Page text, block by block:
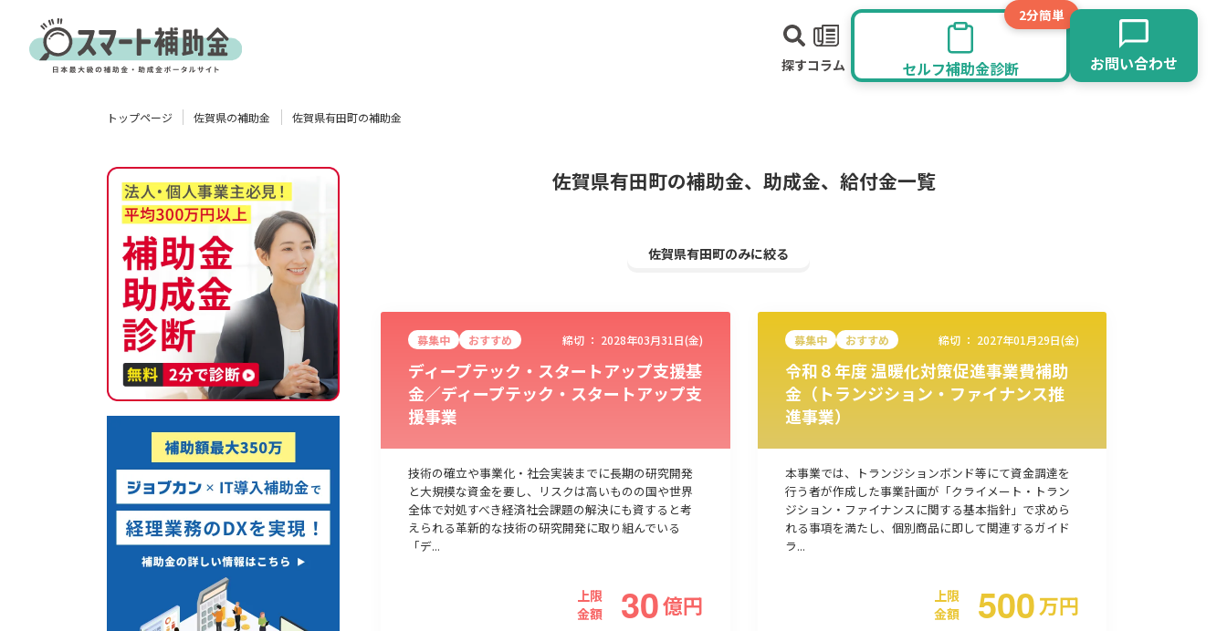
探すコラム
2分簡単
セルフ補助金診断 お問い合わせ
製造業 情報通信業 卸売･小売業 建設･不動産業 サービス業 医療･福祉 農業･林業 宿泊･旅館業 その他
販路拡大 海外展開
トップページ 佐賀県の補助金 佐賀県有田町の補助金
佐賀県有田町の補助金、助成金、給付金一覧
佐賀県有田町のみに絞る
募集中 おすすめ 締切 ： 2028年03月31日(金)
ディープテック・スタートアップ支援基
金／ディープテック・スタートアップ支
援事業
技術の確立や事業化・社会実装までに長期の研究開発
と大規模な資金を要し、リスクは高いものの国や世界
全体で対処すべき経済社会課題の解決にも資すると考
えられる革新的な技術の研究開発に取り組んでいる
「デ...
上限
金額
30億円
募集中 おすすめ 締切 ： 2027年01月29日(金)
令和８年度 温暖化対策促進事業費補助
金（トランジション・ファイナンス推
進事業）
本事業では、トランジションボンド等にて資金調達を
行う者が作成した事業計画が「クライメート・トラン
ジション・ファイナンスに関する基本指針」で求めら
れる事項を満たし、個別商品に即して関連するガイド
ラ...
上限
金額
500万円